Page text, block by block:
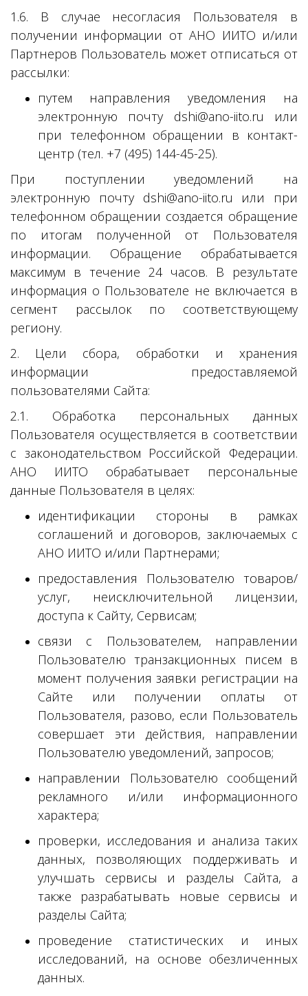
1.6. В случае несогласия Пользователя в
получении информации от АНО ИИТО и/или
Партнеров Пользователь может отписаться от
рассылки:
путем направления уведомления на
электронную почту dshi@ano-iito.ru или
при телефонном обращении в контакт-
центр (тел. +7 (495) 144-45-25).
При поступлении уведомлений на
электронную почту dshi@ano-iito.ru или при
телефонном обращении создается обращение
по итогам полученной от Пользователя
информации. Обращение обрабатывается
максимум в течение 24 часов. В результате
информация о Пользователе не включается в
сегмент рассылок по соответствующему
региону.
2. Цели сбора, обработки и хранения
информации предоставляемой
пользователями Сайта:
2.1. Обработка персональных данных
Пользователя осуществляется в соответствии
с законодательством Российской Федерации.
АНО ИИТО обрабатывает персональные
данные Пользователя в целях:
идентификации стороны в рамках
соглашений и договоров, заключаемых с
АНО ИИТО и/или Партнерами;
предоставления Пользователю товаров/
услуг, неисключительной лицензии,
доступа к Сайту, Сервисам;
связи с Пользователем, направлении
Пользователю транзакционных писем в
момент получения заявки регистрации на
Сайте или получении оплаты от
Пользователя, разово, если Пользователь
совершает эти действия, направлении
Пользователю уведомлений, запросов;
направлении Пользователю сообщений
рекламного и/или информационного
характера;
проверки, исследования и анализа таких
данных, позволяющих поддерживать и
улучшать сервисы и разделы Сайта, а
также разрабатывать новые сервисы и
разделы Сайта;
проведение статистических и иных
исследований, на основе обезличенных
данных.